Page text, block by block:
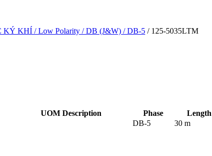
KÝ KHÍ / Low Polarity / DB (J&W) / DB-5 / 125-5035LTM
UOM Description Phase Length
DB-5 30 m